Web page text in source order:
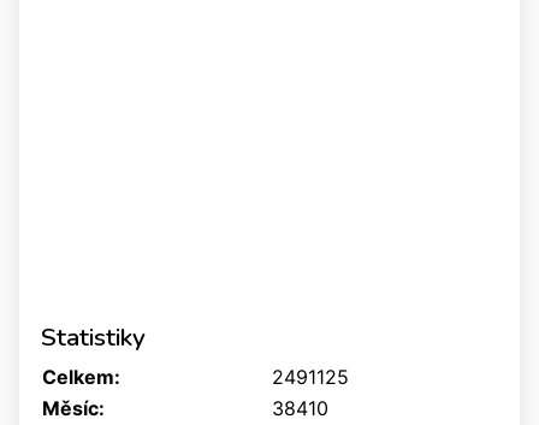
Statistiky
Celkem:
2491125
Měsíc:
38410